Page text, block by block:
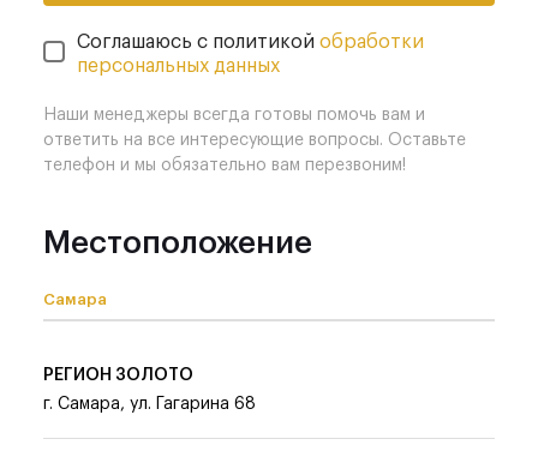
Соглашаюсь с политикой обработки
персональных данных
Наши менеджеры всегда готовы помочь вам и
ответить на все интересующие вопросы. Оставьте
телефон и мы обязательно вам перезвоним!
Местоположение
Самара
РЕГИОН ЗОЛОТО
г. Самара, ул. Гагарина 68